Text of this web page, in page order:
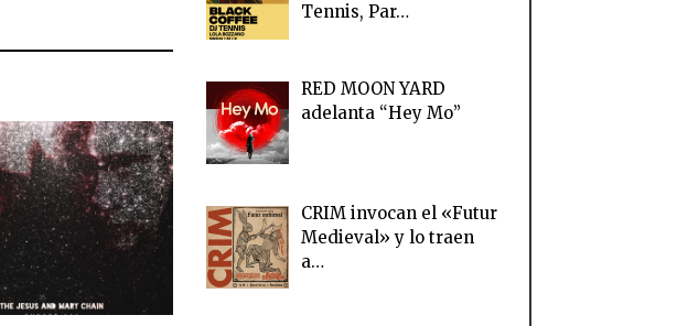
Tennis, Par…
RED MOON YARD
adelanta “Hey Mo”
CRIM invocan el «Futur
Medieval» y lo traen
a…